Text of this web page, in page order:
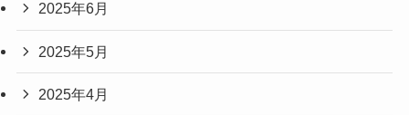
2025年6月
2025年5月
2025年4月